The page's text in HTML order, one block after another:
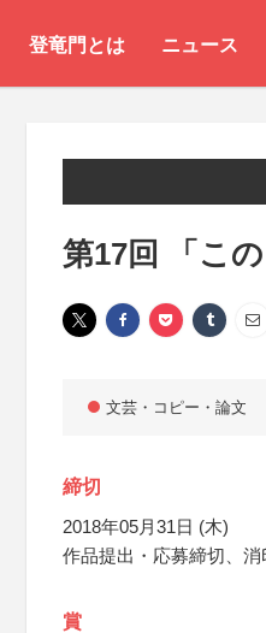
登竜門とは ニュース
第17回 「こ
文芸・コピー・論文
締切
2018年05月31日 (木)
作品提出・応募締切、消
賞